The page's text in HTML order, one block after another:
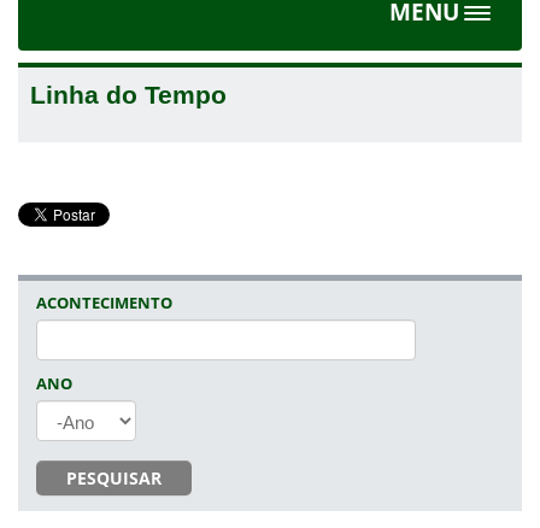
MENU
Toggle
Linha do Tempo
ACONTECIMENTO
ANO
PESQUISAR